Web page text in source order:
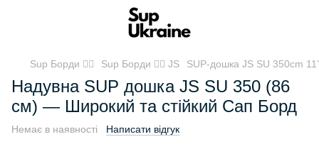
Sup Борди 🏄‍♂️ Sup Борди 🏄‍♂️ JS SUP-дошка JS SU 350cm
Надувна SUP дошка JS SU 350 (86
см) — Широкий та стійкий Сап Борд
Немає в наявності Написати відгук